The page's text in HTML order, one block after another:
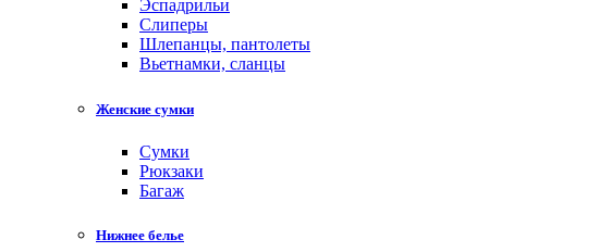
Эспадрильи
Слиперы
Шлепанцы, пантолеты
Вьетнамки, сланцы
Женские сумки
Cумки
Рюкзаки
Багаж
Нижнее белье